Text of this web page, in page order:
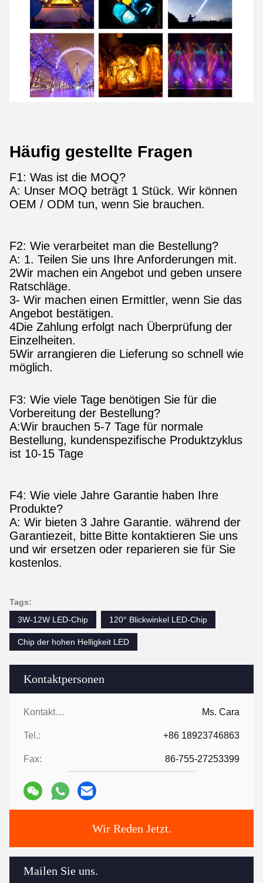
Kontaktpersonen
Kontaktpersonen: Ms. Cara
Tel.: +86 18923746863
Fax: 86-755-27253399
Wir Reden Jetzt.
Mailen Sie uns.
Häufig gestellte Fragen
F1: Was ist die MOQ?
A: Unser MOQ beträgt 1 Stück. Wir können
OEM / ODM tun, wenn Sie brauchen.
F2: Wie verarbeitet man die Bestellung?
A: 1. Teilen Sie uns Ihre Anforderungen mit.
2Wir machen ein Angebot und geben unsere
Ratschläge.
3- Wir machen einen Ermittler, wenn Sie das
Angebot bestätigen.
4Die Zahlung erfolgt nach Überprüfung der
Einzelheiten.
5Wir arrangieren die Lieferung so schnell wie
möglich.
F3: Wie viele Tage benötigen Sie für die
Vorbereitung der Bestellung?
A:Wir brauchen 5-7 Tage für normale
Bestellung, kundenspezifische Produktzyklus
ist 10-15 Tage
F4: Wie viele Jahre Garantie haben Ihre
Produkte?
A: Wir bieten 3 Jahre Garantie. während der
Garantiezeit, bitte Bitte kontaktieren Sie uns
und wir ersetzen oder reparieren sie für Sie
kostenlos.
Tags:
3W-12W LED-Chip
120° Blickwinkel LED-Chip
Chip der hohen Helligkeit LED